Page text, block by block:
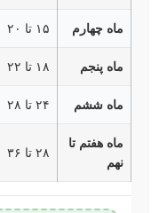
ماه چهارم ۱۵ تا ۲۰
ماه پنجم ۱۸ تا ۲۲
ماه ششم ۲۴ تا ۲۸
ماه هفتم تا
نهم
۲۸ تا ۳۶